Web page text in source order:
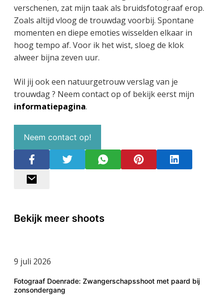
verschenen, zat mijn taak als bruidsfotograaf erop.
Zoals altijd vloog de trouwdag voorbij. Spontane
momenten en diepe emoties wisselden elkaar in
hoog tempo af. Voor ik het wist, sloeg de klok
alweer bijna zeven uur.
Wil jij ook een natuurgetrouw verslag van je
trouwdag ? Neem contact op of bekijk eerst mijn
informatiepagina.
Neem contact op!
Bekijk meer shoots
9 juli 2026
Fotograaf Doenrade: Zwangerschapsshoot met paard bij
zonsondergang